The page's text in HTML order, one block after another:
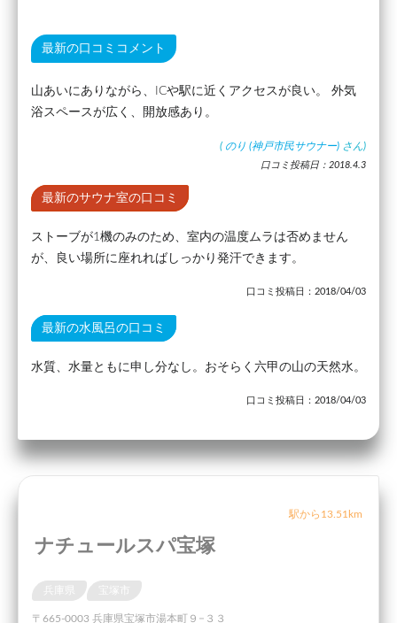
最新の口コミコメント
山あいにありながら、ICや駅に近くアクセスが良い。 外気
浴スペースが広く、開放感あり。
( のり (神戸市民サウナー) さん)
口コミ投稿日：2018.4.3
最新のサウナ室の口コミ
ストーブが1機のみのため、室内の温度ムラは否めません
が、良い場所に座れればしっかり発汗できます。
口コミ投稿日：2018/04/03
最新の水風呂の口コミ
水質、水量ともに申し分なし。おそらく六甲の山の天然水。
口コミ投稿日：2018/04/03
駅から13.51km
ナチュールスパ宝塚
宝塚市
〒665-0003 兵庫県宝塚市湯本町９−３３